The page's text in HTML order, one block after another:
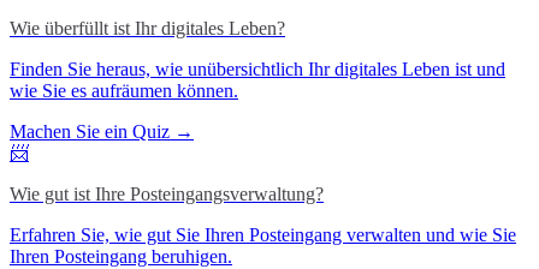
Wie überfüllt ist Ihr digitales Leben?
Finden Sie heraus, wie unübersichtlich Ihr digitales Leben ist und
wie Sie es aufräumen können.
Machen Sie ein Quiz →
📨
Wie gut ist Ihre Posteingangsverwaltung?
Erfahren Sie, wie gut Sie Ihren Posteingang verwalten und wie Sie
Ihren Posteingang beruhigen.